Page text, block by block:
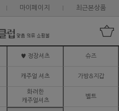
마이페이지 최근본상품
♥ 정장셔츠 슈즈
캐주얼 셔츠 가방&지갑
화려한
캐주얼셔츠
벨트